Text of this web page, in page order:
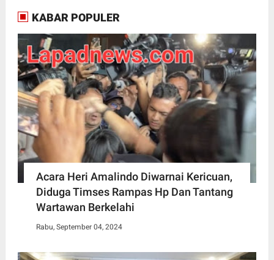
KABAR POPULER
Acara Heri Amalindo Diwarnai Kericuan,
Diduga Timses Rampas Hp Dan Tantang
Wartawan Berkelahi
Rabu, September 04, 2024